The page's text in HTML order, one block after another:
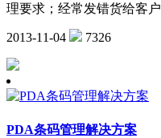
理要求；经常发错货给客户
2013-11-04 7326
PDA条码管理解决方案